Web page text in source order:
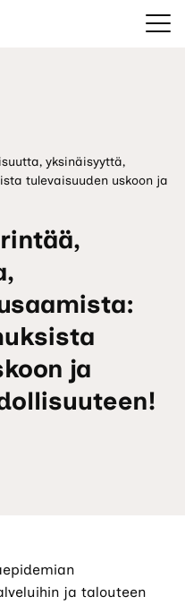
yksinäisyyttä,
tulevaisuuden uskoon ja
ja
ja talouteen